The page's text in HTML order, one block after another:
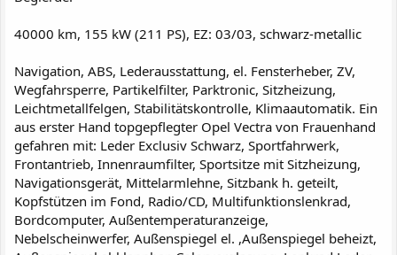
40000 km, 155 kW (211 PS), EZ: 03/03, schwarz-metallic
Navigation, ABS, Lederausstattung, el. Fensterheber, ZV,
Wegfahrsperre, Partikelfilter, Parktronic, Sitzheizung,
Leichtmetallfelgen, Stabilitätskontrolle, Klimaautomatik. Ein
aus erster Hand topgepflegter Opel Vectra von Frauenhand
gefahren mit: Leder Exclusiv Schwarz, Sportfahrwerk,
Frontantrieb, Innenraumfilter, Sportsitze mit Sitzheizung,
Navigationsgerät, Mittelarmlehne, Sitzbank h. geteilt,
Kopfstützen im Fond, Radio/CD, Multifunktionslenkrad,
Bordcomputer, Außentemperaturanzeige,
Nebelscheinwerfer, Außenspiegel el. ,Außenspiegel beheizt,